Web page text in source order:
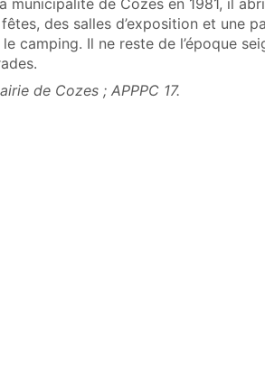
municipalité de Cozes en 1981, il
des salles d’exposition et une
camping. Il ne reste de l’époque
de Cozes ; APPPC 17.